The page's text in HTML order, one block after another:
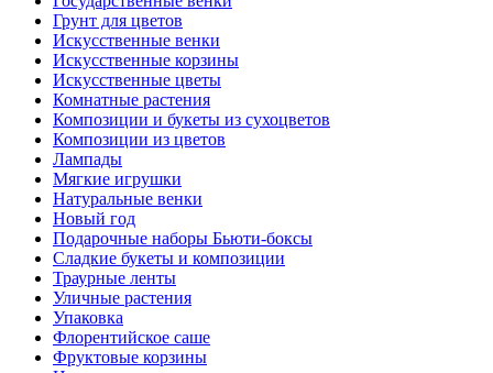
Грунт для цветов
Искусственные венки
Искусственные корзины
Искусственные цветы
Комнатные растения
Композиции и букеты из сухоцветов
Композиции из цветов
Лампады
Мягкие игрушки
Натуральные венки
Новый год
Подарочные наборы Бьюти-боксы
Сладкие букеты и композиции
Траурные ленты
Уличные растения
Упаковка
Флорентийское саше
Фруктовые корзины